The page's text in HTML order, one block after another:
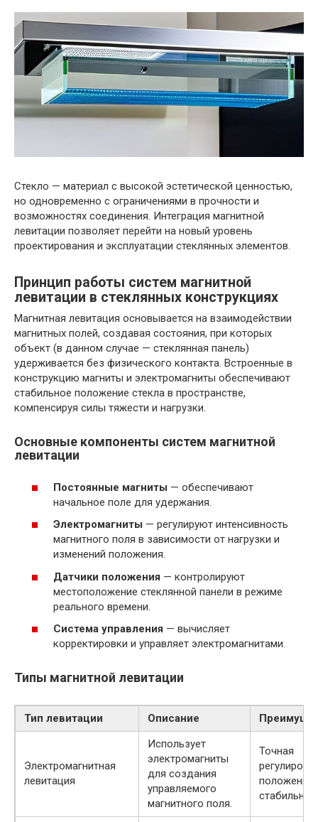
Стекло — материал с высокой эстетической ценностью,
но одновременно с ограничениями в прочности и
возможностях соединения. Интеграция магнитной
левитации позволяет перейти на новый уровень
проектирования и эксплуатации стеклянных элементов.
Принцип работы систем магнитной
левитации в стеклянных конструкциях
Магнитная левитация основывается на взаимодействии
магнитных полей, создавая состояния, при которых
объект (в данном случае — стеклянная панель)
удерживается без физического контакта. Встроенные в
конструкцию магниты и электромагниты обеспечивают
стабильное положение стекла в пространстве,
компенсируя силы тяжести и нагрузки.
Основные компоненты систем магнитной
левитации
Постоянные магниты — обеспечивают
начальное поле для удержания.
Электромагниты — регулируют интенсивность
магнитного поля в зависимости от нагрузки и
изменений положения.
Датчики положения — контролируют
местоположение стеклянной панели в режиме
реального времени.
Система управления — вычисляет
корректировки и управляет электромагнитами.
Типы магнитной левитации
Тип левитации Описание
Электромагнитная
левитация
Использует
электромагниты
для создания
управляемого
магнитного поля.
Точная
положения,